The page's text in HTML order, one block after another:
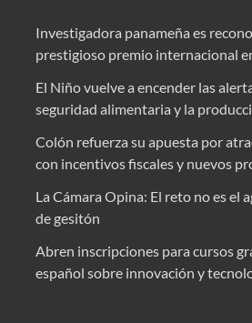
Investigadora panameña es
prestigioso premio internacional
El Niño vuelve a encender las
seguridad alimentaria y la
Colón refuerza su apuesta por
con incentivos fiscales y nuevos
La Cámara Opina: El reto no es el
de gesitón
Abren inscripciones para cursos
español sobre innovación y